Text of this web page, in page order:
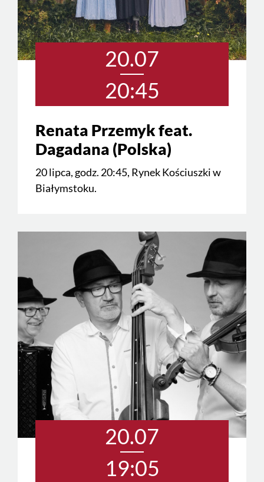
20.07
20:45
Renata Przemyk feat.
Dagadana (Polska)
20 lipca, godz. 20:45, Rynek Kościuszki w
Białymstoku.
20.07
19:05